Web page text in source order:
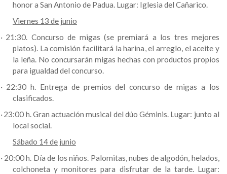
honor a San Antonio de Padua. Lugar: Iglesia del Cañarico.
Viernes 13 de junio
· 21:30. Concurso de migas (se premiará a los tres mejores
platos). La comisión facilitará la harina, el arreglo, el aceite y
la leña. No concursarán migas hechas con productos propios
para igualdad del concurso.
· 22:30 h. Entrega de premios del concurso de migas a los
clasificados.
· 23:00 h. Gran actuación musical del dúo Géminis. Lugar: junto al
local social.
Sábado 14 de junio
· 20:00 h. Día de los niños. Palomitas, nubes de algodón, helados,
colchoneta y monitores para disfrutar de la tarde. Lugar: